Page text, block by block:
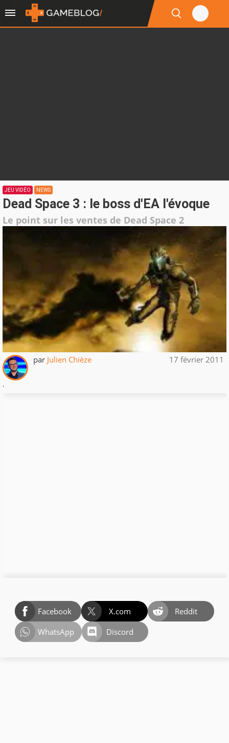
JEU VIDÉO NEWS
Dead Space 3 : le boss d'EA l'évoque
Le point sur les ventes de Dead Space 2
par Julien Chièze 17 février 2011
.
Facebook X.com
Reddit
WhatsApp
Discord